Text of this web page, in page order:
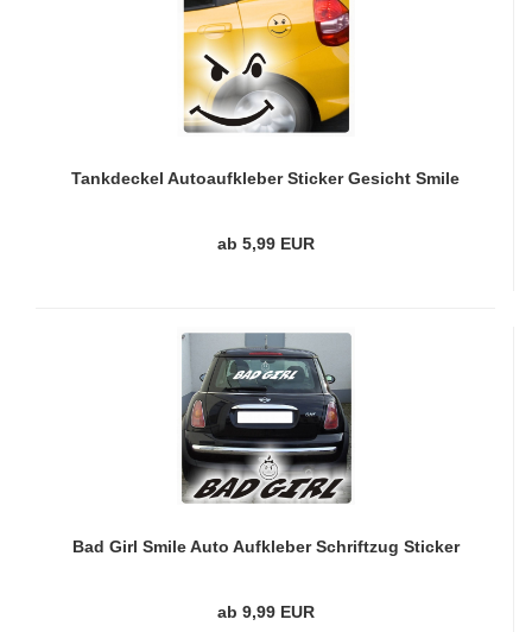
Tankdeckel Autoaufkleber Sticker Gesicht Smile
ab 5,99 EUR
Bad Girl Smile Auto Aufkleber Schriftzug Sticker
ab 9,99 EUR